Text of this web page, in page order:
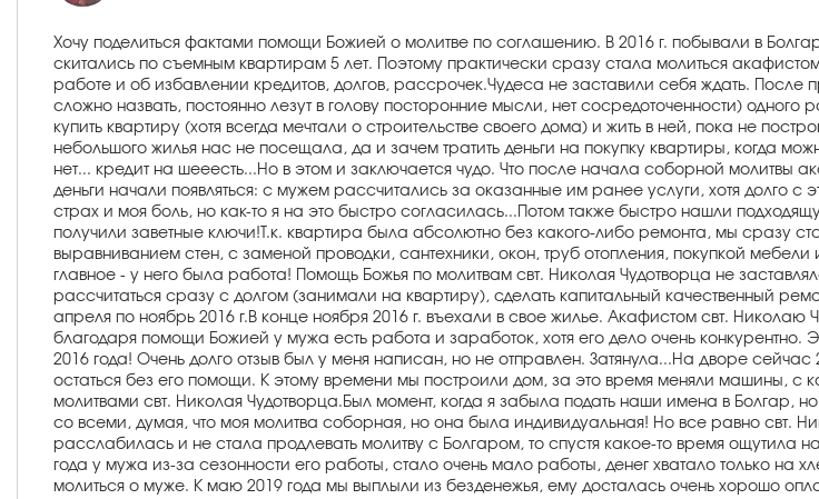
Хочу поделиться фактами помощи Божией о молитве по соглашению. В 2016 г. побывали в
скитались по съемным квартирам 5 лет. Поэтому практически сразу стала молиться
работе и об избавлении кредитов, долгов, рассрочек.Чудеса не заставили себя ждать. После
сложно назвать, постоянно лезут в голову посторонние мысли, нет сосредоточенности)
купить квартиру (хотя всегда мечтали о строительстве своего дома) и жить в ней, пока не
небольшого жилья нас не посещала, да и зачем тратить деньги на покупку квартиры, когда
нет... кредит на шееесть...Но в этом и заключается чудо. Что после начала соборной молитвы
деньги начали появляться: с мужем рассчитались за оказанные им ранее услуги, хотя долго
страх и моя боль, но как-то я на это быстро согласилась...Потом также быстро нашли
получили заветные ключи!Т.к. квартира была абсолютно без какого-либо ремонта, мы сразу
выравниванием стен, с заменой проводки, сантехники, окон, труб отопления, покупкой
главное - у него была работа! Помощь Божья по молитвам свт. Николая Чудотворца не
рассчитаться сразу с долгом (занимали на квартиру), сделать капитальный качественный
апреля по ноябрь 2016 г.В конце ноября 2016 г. въехали в свое жилье. Акафистом свт. Николаю
благодаря помощи Божией у мужа есть работа и заработок, хотя его дело очень
2016 года! Очень долго отзыв был у меня написан, но не отправлен. Затянула...На дворе
остаться без его помощи. К этому времени мы построили дом, за это время меняли машины, с
молитвами свт. Николая Чудотворца.Был момент, когда я забыла подать наши имена в Болгар,
со всеми, думая, что моя молитва соборная, но она была индивидуальная! Но все равно свт.
расслабилась и не стала продлевать молитву с Болгаром, то спустя какое-то время ощутила
года у мужа из-за сезонности его работы, стало очень мало работы, денег хватало только
молиться о муже. К маю 2019 года мы выплыли из безденежья, ему досталась очень хорошо